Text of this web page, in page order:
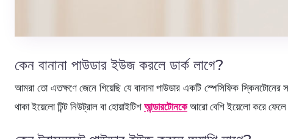
কেন বানানা পাউডার ইউজ করলে ডার্ক লাগে?
আমরা তো এতক্ষণে জেনে গিয়েছি যে বানানা পাউডার একটি স্পেসিফিক
থাকা ইয়েলো টিন্ট নিউট্রাল বা হোয়াইটিশ আন্ডারটোনকেআরো বেশি ইয়েলো করে ফেলে